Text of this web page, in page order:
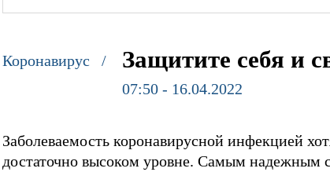
Коронавирус / Защитите себя и
07:50 - 16.04.2022
Заболеваемость коронавирусной инфекцией
достаточно высоком уровне. Самым надежным